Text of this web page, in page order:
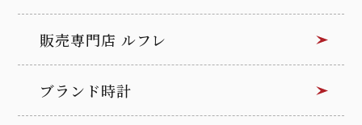
販売専門店 ルフレ
ブランド時計